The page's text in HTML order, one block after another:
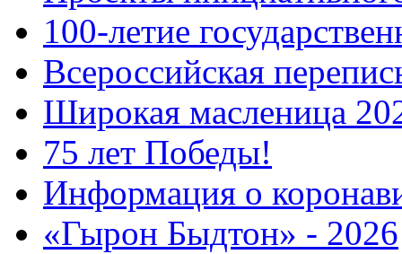
100-летие
Всероссийская
Широкая масленица
75 лет Победы!
Информация о
«Гырон Быдтон» - 2026